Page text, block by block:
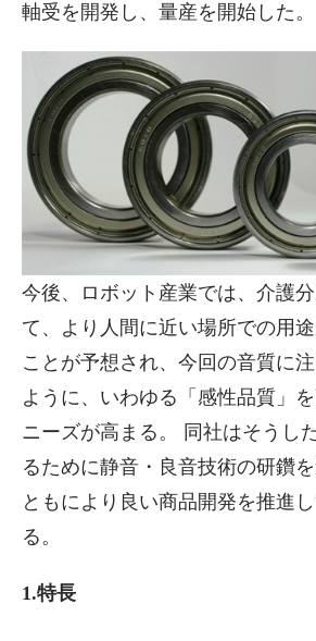
軸受を開発し、量産を開始した。
今後、ロボット産業では、介護
て、より人間に近い場所での用
ことが予想され、今回の音質に
ように、いわゆる「感性品質」
ニーズが高まる。 同社はそうし
るために静音・良音技術の研鑽
ともにより良い商品開発を推進
る。
1.特長